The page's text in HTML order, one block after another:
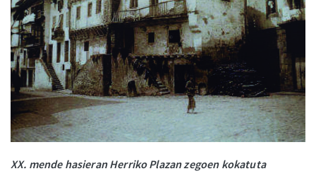
XX. mende hasieran Herriko Plazan zegoen kokatuta